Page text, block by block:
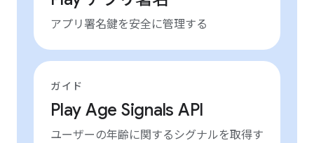
アプリ署名鍵を安全に管理する
ガイド
Play Age Signals API
ユーザーの年齢に関するシグナルを取得す